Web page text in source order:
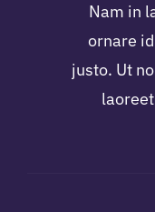
Nam in
ornare
justo. Ut